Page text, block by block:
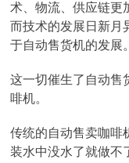
术、物流、供应链更
而技术的发展日新月
于自动售货机的发展。
这一切催生了自动
啡机。
传统的自动售卖咖啡
装水中没水了就做不